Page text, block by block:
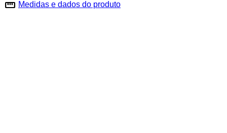
straighten Medidas e dados do produto